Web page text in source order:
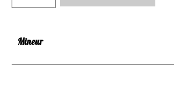
Mineur